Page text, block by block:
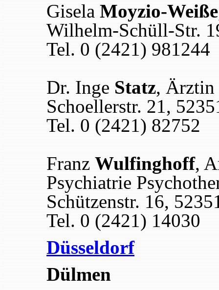
Gisela Moyzio-Weiße
Wilhelm-Schüll-Str.
Tel. 0 (2421) 981244
Dr. Inge Statz, Ärztin
Schoellerstr. 21,
Tel. 0 (2421) 82752
Franz Wulfinghoff,
Psychiatrie
Schützenstr. 16,
Tel. 0 (2421) 14030
Düsseldorf
Dülmen